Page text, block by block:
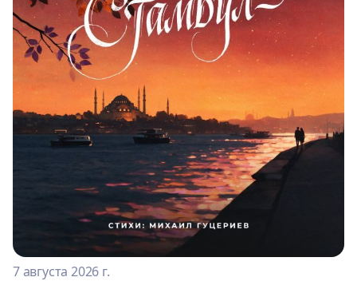
7 августа 2026 г.